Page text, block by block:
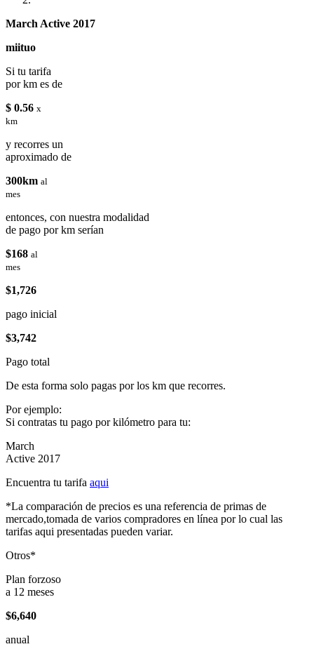
March Active 2017
miituo
Si tu tarifa
por km es de
$ 0.56 x
km
y recorres un
aproximado de
300km al
mes
entonces, con nuestra modalidad
de pago por km serían
$168 al
mes
$1,726
pago inicial
$3,742
Pago total
De esta forma solo pagas por los km que recorres.
Por ejemplo:
Si contratas tu pago por kilómetro para tu:
March
Active 2017
Encuentra tu tarifa aqui
*La comparación de precios es una referencia de primas de
mercado,tomada de varios compradores en línea por lo cual las
tarifas aqui presentadas pueden variar.
Otros*
Plan forzoso
a 12 meses
$6,640
anual